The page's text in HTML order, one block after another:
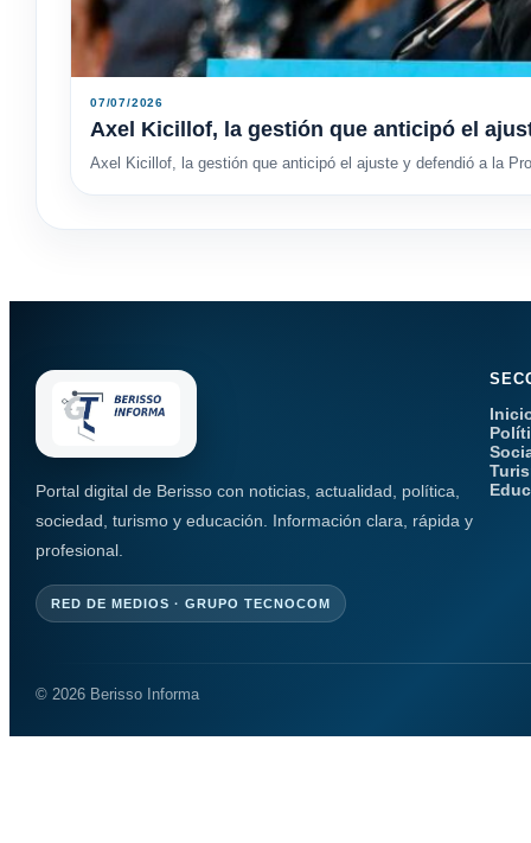
07/07/2026
Axel Kicillof, la gestión que anticipó el
Axel Kicillof, la gestión que anticipó el ajuste y defendió a la
Portal digital de Berisso con noticias, actualidad, política,
sociedad, turismo y educación. Información clara, rápida y
profesional.
RED DE MEDIOS · GRUPO TECNOCOM
© 2026 Berisso Informa